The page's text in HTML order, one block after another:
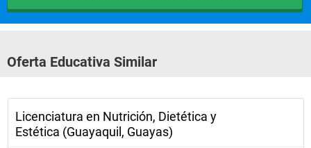
Nutricionista en Centros de Acondicionamiento Físico-
Deportivo.
Gerente de Centros de Elaboración de Alimentos.
Sensorial de Alimentos.
Investigación, Desarrollo e Innovación de productos.
Investigador.
Oferta Educativa Similar
Licenciatura en Nutrición, Dietética y
Estética (Guayaquil, Guayas)